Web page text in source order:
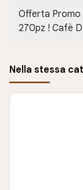
Offerta Promo
270pz ! Cafè
Nella stessa